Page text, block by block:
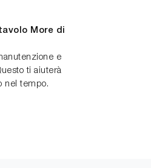
More di
e
ti aiuterà
nel tempo.